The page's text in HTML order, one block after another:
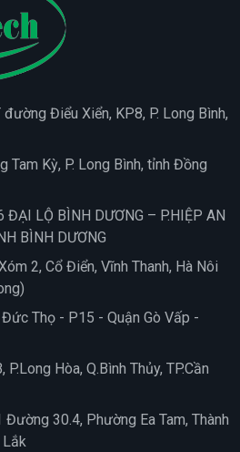
Điểu Xiển, KP8, P. Long Bình,
Tam Kỳ, P. Long Bình, tỉnh Đồng
LỘ BÌNH DƯƠNG – P.HIỆP AN
BÌNH DƯƠNG
2, Cổ Điển, Vĩnh Thanh, Hà Nôi
Thọ - P15 - Quận Gò Vấp -
Hòa, Q.Bình Thủy, TP.Cần
30.4, Phường Ea Tam, Thành
Lắk